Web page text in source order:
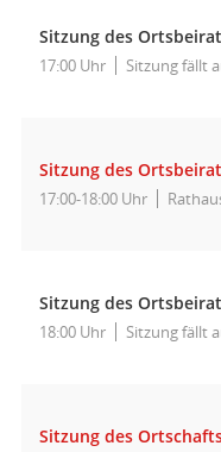
Sitzung des
17:00 Uhr Sitzung fällt
Sitzung des
17:00-18:00 Uhr
Sitzung des
18:00 Uhr Sitzung fällt
Sitzung des